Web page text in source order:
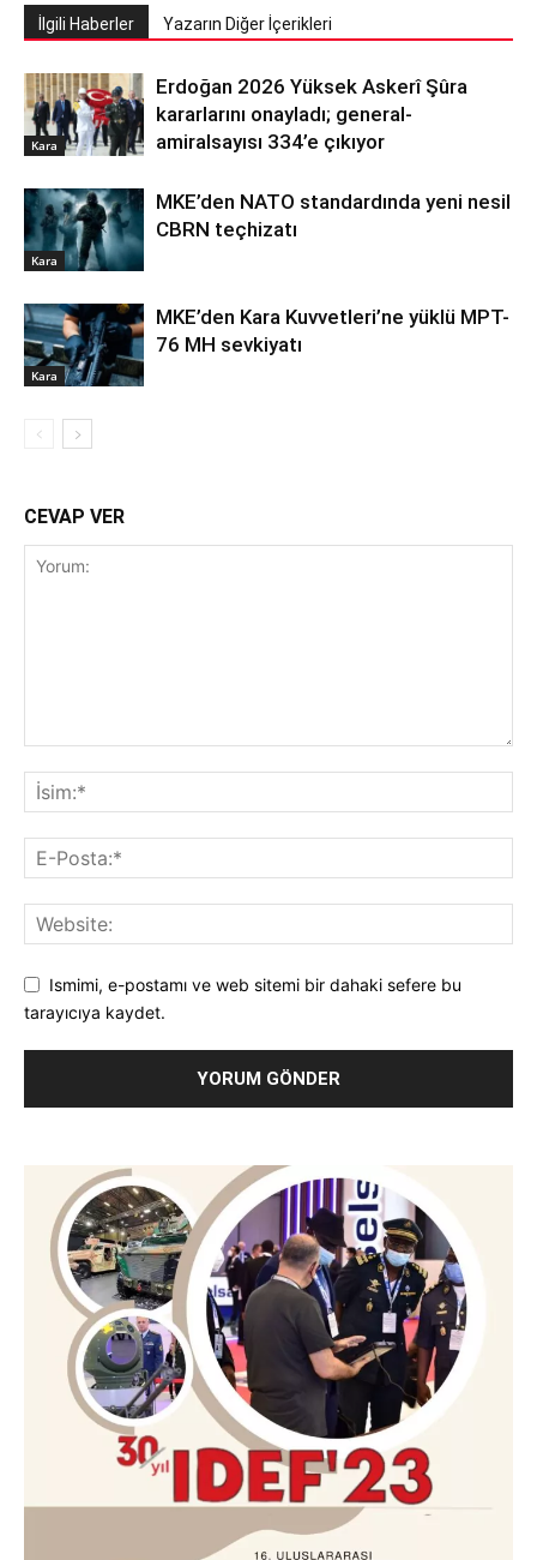
İlgili Haberler Yazarın Diğer İçerikleri
Kara
Erdoğan 2026 Yüksek Askerî Şûra
kararlarını onayladı; general-
amiralsayısı 334’e çıkıyor
Kara
MKE’den NATO standardında yeni nesil
CBRN teçhizatı
Kara
MKE’den Kara Kuvvetleri’ne yüklü MPT-
76 MH sevkiyatı
CEVAP VER
Ismimi, e-postamı ve web sitemi bir dahaki sefere bu
tarayıcıya kaydet.